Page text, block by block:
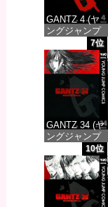
GANTZ 4 (ヤ
ングジャンプ
コミックス
DIGITAL)
価格：¥100
7位
GANTZ 34 (ヤ
ングジャンプ
コミックス
DIGITAL)
価格：¥100
10位